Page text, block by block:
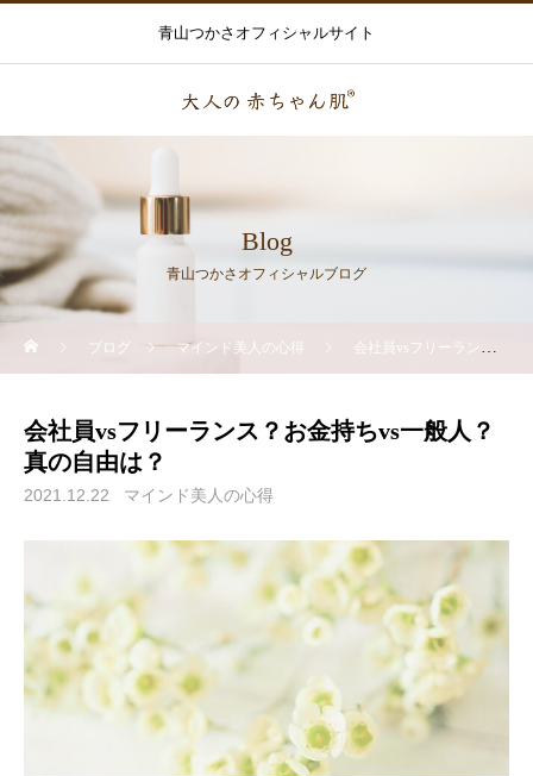
青山つかさオフィシャルサイト
Blog
青山つかさオフィシャルブログ
ブログ マインド美人の心得 会社員vsフリーランス？お金持ちvs一般人？真の自由は？
会社員vsフリーランス？お金持ちvs一般人？
真の自由は？
2021.12.22 マインド美人の心得